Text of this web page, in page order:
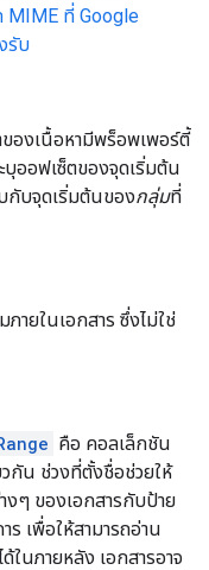
MIME ที่ Google
รับ
องเนื้อหามีพร็อพเพอร์ตี้
บุออฟเซ็ตของจุดเริ่มต้น
กับจุดเริ่มต้นของกลุ่มที่
ายในเอกสาร ซึ่งไม่ใช่
คือ คอลเล็กชัน
วกัน ช่วงที่ตั้งชื่อช่วยให้
ๆ ของเอกสารกับป้าย
เพื่อให้สามารถอ่าน
ในภายหลัง เอกสารอาจ